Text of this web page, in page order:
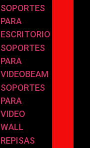
SOPORTES
PARA
ESCRITORIO
SOPORTES
PARA
VIDEOBEAM
SOPORTES
PARA
VIDEO
WALL
REPISAS